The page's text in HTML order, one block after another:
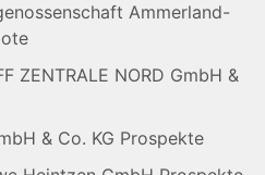
Ammerland-
ZENTRALE NORD GmbH &
& Co. KG Prospekte